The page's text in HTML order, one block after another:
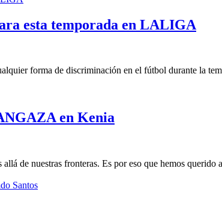
esta temporada en LALIGA
forma de discriminación en el fútbol durante la
en Kenia
de nuestras fronteras. Es por eso que hemos